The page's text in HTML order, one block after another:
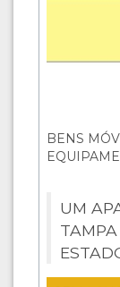
BENS
UM